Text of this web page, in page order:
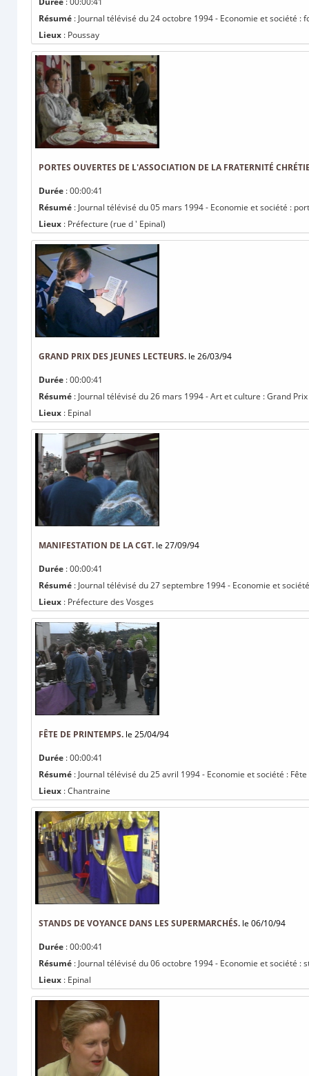
Résumé : Journal télévisé du 24 octobre 1994 - Economie et société :
Lieux : Poussay
PORTES OUVERTES DE L'ASSOCIATION DE LA FRATERNITÉ
Durée : 00:00:41
Résumé : Journal télévisé du 05 mars 1994 - Economie et société :
Lieux : Préfecture (rue d ' Epinal)
GRAND PRIX DES JEUNES LECTEURS. le 26/03/94
Durée : 00:00:41
Résumé : Journal télévisé du 26 mars 1994 - Art et culture : Grand
Lieux : Epinal
MANIFESTATION DE LA CGT. le 27/09/94
Durée : 00:00:41
Résumé : Journal télévisé du 27 septembre 1994 - Economie et
Lieux : Préfecture des Vosges
FÊTE DE PRINTEMPS. le 25/04/94
Durée : 00:00:41
Résumé : Journal télévisé du 25 avril 1994 - Economie et société :
Lieux : Chantraine
STANDS DE VOYANCE DANS LES SUPERMARCHÉS. le 06/10/94
Durée : 00:00:41
Résumé : Journal télévisé du 06 octobre 1994 - Economie et société :
Lieux : Epinal